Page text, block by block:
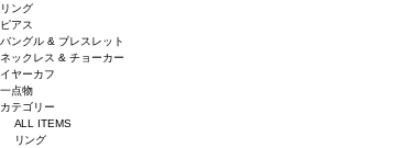
リング
ピアス
バングル & ブレスレット
ネックレス & チョーカー
イヤーカフ
一点物
カテゴリー
ALL ITEMS
リング